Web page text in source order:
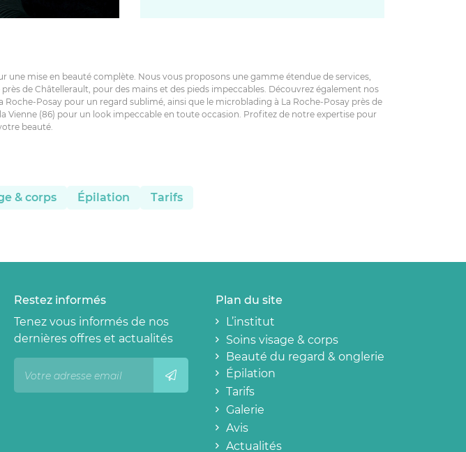
mise en beauté complète. Nous vous proposons une gamme étendue de services,
de Châtellerault, pour des mains et des pieds impeccables. Découvrez également nos
Posay pour un regard sublimé, ainsi que le microblading à La Roche-Posay près de
(86) pour un look impeccable en toute occasion. Profitez de notre expertise pour
beauté.
& corps Épilation Tarifs
Restez informés
Tenez vous informés de nos
dernières offres et actualités
Plan du site
L’institut
Soins visage & corps
Beauté du regard & onglerie
Épilation
Tarifs
Galerie
Avis
Actualités